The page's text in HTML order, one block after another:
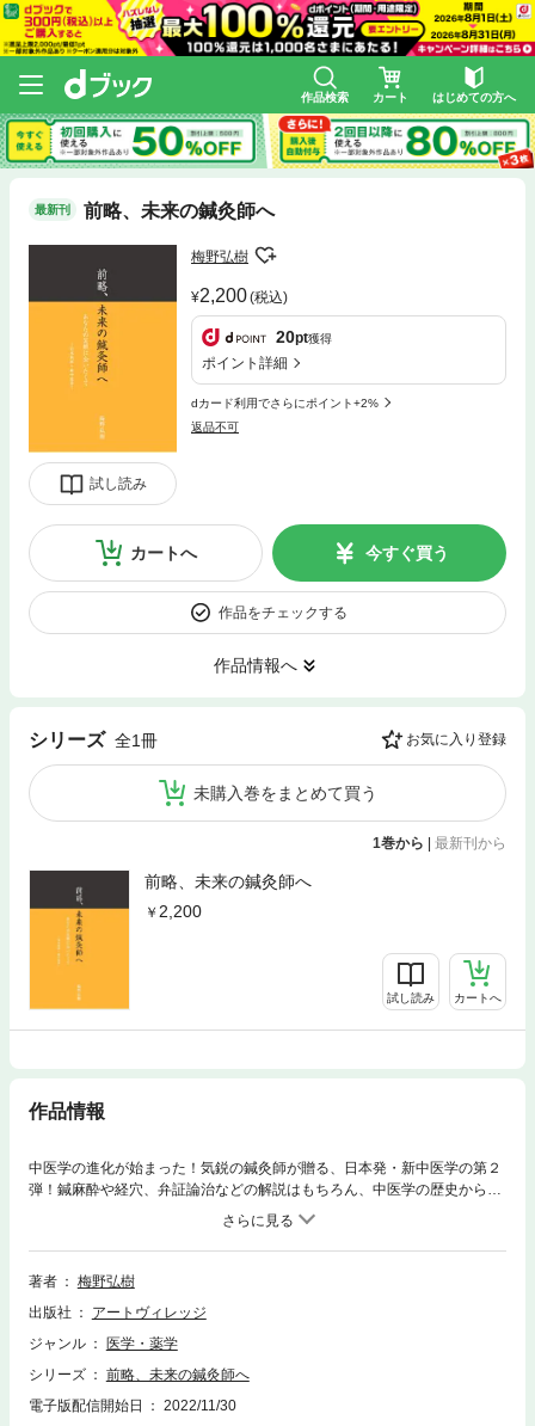
作品検索 カート はじめての方へ
最新刊 前略、未来の鍼灸師へ
試し読み
梅野弘樹
2,200(税込)
20pt獲得
ポイント詳細
dカード利用でさらにポイント+2%
返品不可
カートへ 今すぐ買う
作品をチェックする
作品情報へ
シリーズ 全1冊 お気に入り登録
未購入巻をまとめて買う
1巻から | 最新刊から
前略、未来の鍼灸師へ
2,200
試し読み カートへ
作品情報
中医学の進化が始まった！気鋭の鍼灸師が贈る、日本発・新中医学の第２
弾！鍼麻酔や経穴、弁証論治などの解説はもちろん、中医学の歴史から世
界の伝統医学、黄帝内経の基礎等までを幅広く扱った、鍼灸界の未来を変
著者
梅野弘樹
出版社
アートヴィレッジ
ジャンル
医学・薬学
シリーズ
前略、未来の鍼灸師へ
電子版配信開始日
2022/11/30